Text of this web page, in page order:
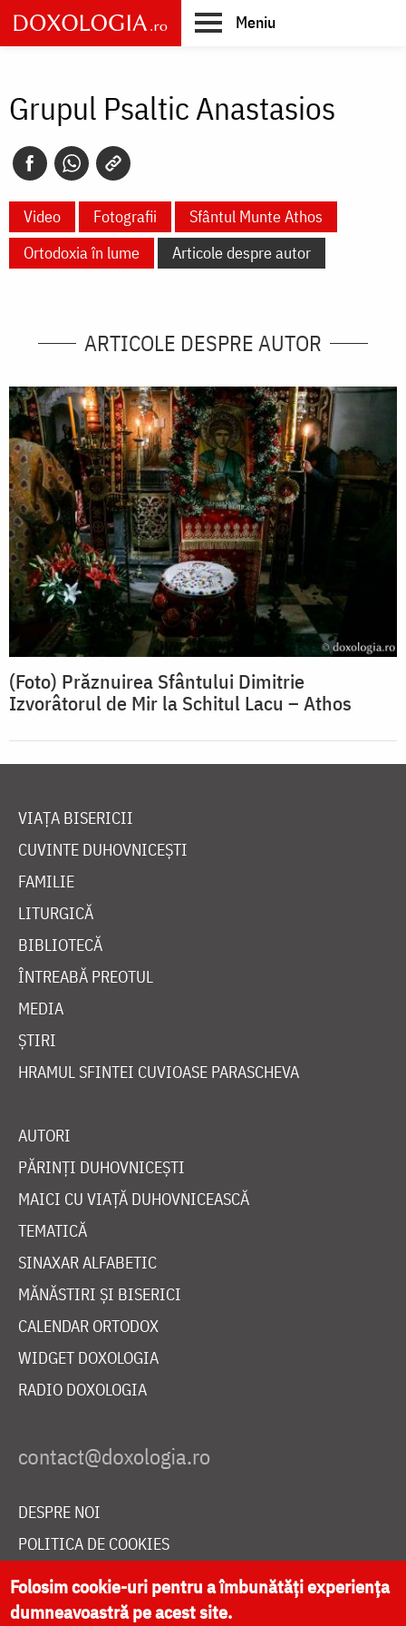
Skip
to
main
Meniu
Grupul Psaltic Anastasios
Video Fotografii
Sfântul Munte Athos
Ortodoxia în lume
Articole despre autor
ARTICOLE DESPRE AUTOR
(Foto) Prăznuirea Sfântului Dimitrie
Izvorâtorul de Mir la Schitul Lacu – Athos
VIAȚA BISERICII
CUVINTE DUHOVNICEȘTI
FAMILIE
LITURGICĂ
BIBLIOTECĂ
ÎNTREABĂ PREOTUL
MEDIA
ȘTIRI
HRAMUL SFINTEI CUVIOASE PARASCHEVA
AUTORI
PĂRINȚI DUHOVNICEȘTI
MAICI CU VIAȚĂ DUHOVNICEASCĂ
TEMATICĂ
SINAXAR ALFABETIC
MĂNĂSTIRI ȘI BISERICI
CALENDAR ORTODOX
WIDGET DOXOLOGIA
RADIO DOXOLOGIA
DESPRE NOI
POLITICA DE COOKIES
DONEAZĂ ONLINE PENTRU CATEDRALA NAȚIONALĂ
Folosim cookie-uri pentru a îmbunătăți experiența
dumneavoastră pe acest site.